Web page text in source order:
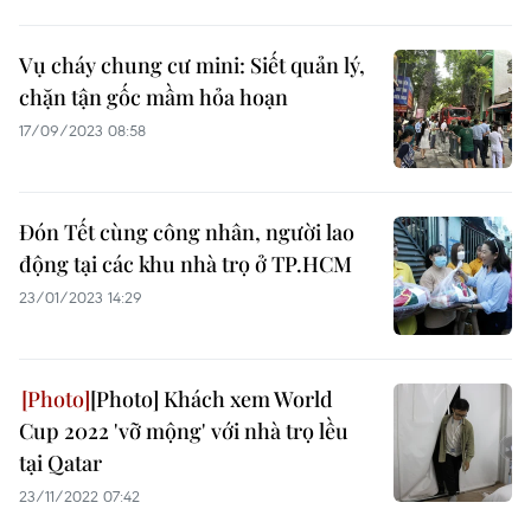
Vụ cháy chung cư mini: Siết quản lý,
chặn tận gốc mầm hỏa hoạn
17/09/2023 08:58
Đón Tết cùng công nhân, người lao
động tại các khu nhà trọ ở TP.HCM
23/01/2023 14:29
[Photo] Khách xem World
Cup 2022 'vỡ mộng' với nhà trọ lều
tại Qatar
23/11/2022 07:42